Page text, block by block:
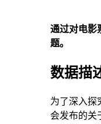
通过对电影
题。
数据描
为了深入探
会发布的关